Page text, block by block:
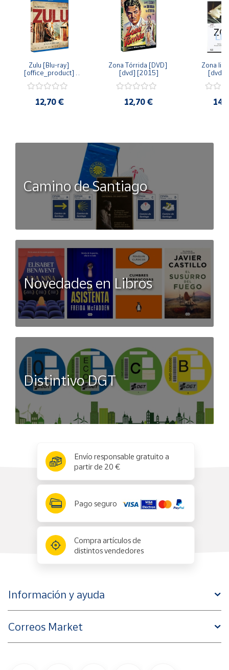
Zulu [Blu-ray]
[office_product]
12,70 €
Zona Tórrida [DVD]
[dvd] [2015]
12,70 €
Zona
[dvd]
Camino de Santiago
Novedades en Libros
Distintivo DGT
Envío responsable gratuito a
partir de 20 €
Pago seguro
Compra artículos de
distintos vendedores
Información y ayuda
Correos Market